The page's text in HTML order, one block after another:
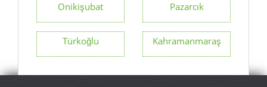
Onikişubat Pazarcık
Türkoğlu Kahramanmaraş